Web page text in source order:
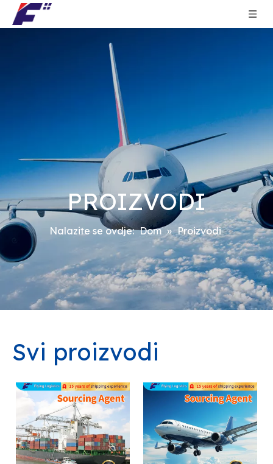
PROIZVODI
Nalazite se ovdje: Dom » Proizvodi
Svi proizvodi